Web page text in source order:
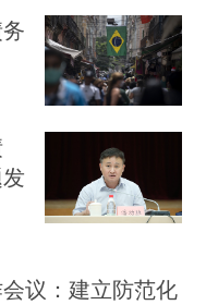
议：建立防范化